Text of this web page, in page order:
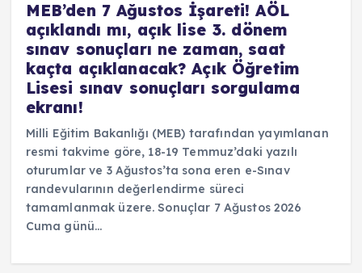
MEB’den 7 Ağustos İşareti! AÖL
açıklandı mı, açık lise 3. dönem
sınav sonuçları ne zaman, saat
kaçta açıklanacak? Açık Öğretim
Lisesi sınav sonuçları sorgulama
ekranı!
Milli Eğitim Bakanlığı (MEB) tarafından yayımlanan
resmi takvime göre, 18-19 Temmuz’daki yazılı
oturumlar ve 3 Ağustos’ta sona eren e-Sınav
randevularının değerlendirme süreci
tamamlanmak üzere. Sonuçlar 7 Ağustos 2026
Cuma günü…